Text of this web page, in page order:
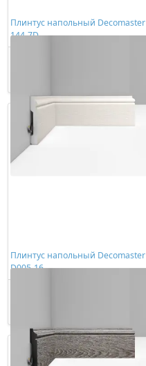
Плинтус напольный Decomaster
144-7D
Плинтус напольный Decomaster
D005-16